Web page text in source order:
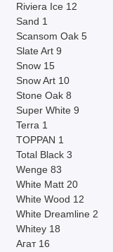
Riviera Ice 12
Sand 1
Scansom Oak 5
Slate Art 9
Snow 15
Snow Art 10
Stone Oak 8
Super White 9
Terra 1
TOPPAN 1
Total Black 3
Wenge 83
White Matt 20
White Wood 12
White Dreamline 2
Whitey 18
Агат 16